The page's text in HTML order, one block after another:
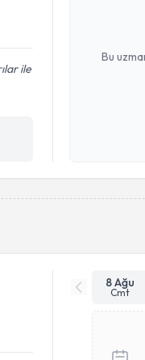
ile
Bu
Kişisel
8 Ağu
Cmt